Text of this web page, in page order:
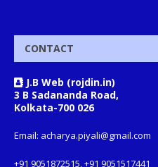
CONTACT
J.B Web (rojdin.in)
3 B Sadananda Road,
Kolkata-700 026
Email: acharya.piyali@gmail.com
+91 9051872515, +91 9051517441